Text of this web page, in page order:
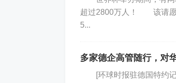
超过2800万人！ 该请愿
5...
多家德企高管随行，对
[环球时报驻德国特约记